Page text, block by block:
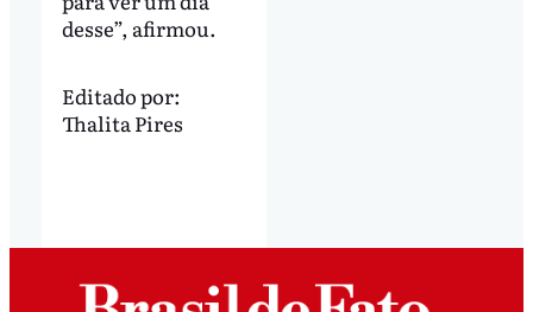
desse”, afirmou.
Editado por:
Thalita Pires